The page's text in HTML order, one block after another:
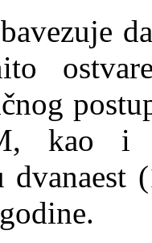
kao i
dvanaest